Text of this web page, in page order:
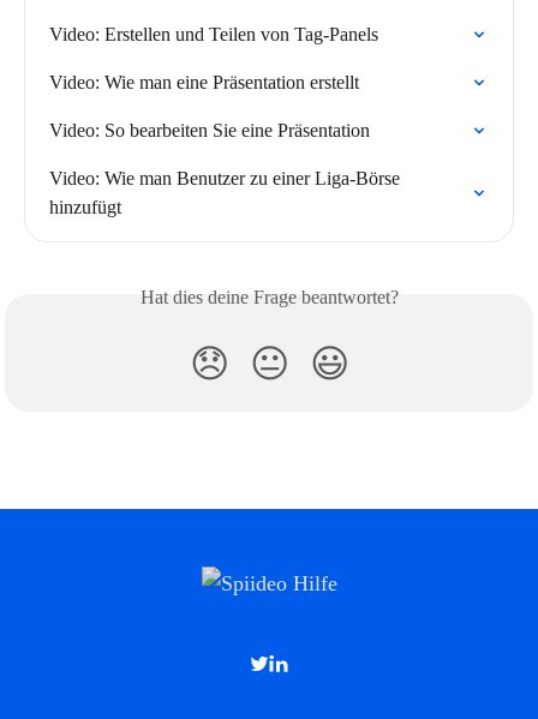
Video: Erstellen und Teilen von Tag-Panels
Video: Wie man eine Präsentation erstellt
Video: So bearbeiten Sie eine Präsentation
Video: Wie man Benutzer zu einer Liga-Börse
hinzufügt
Hat dies deine Frage beantwortet?
😞 😐 😃